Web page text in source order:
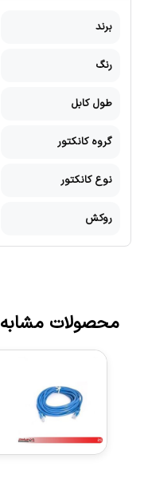
برند
رنگ
طول کابل
گروه کانکتور
نوع کانکتور
روکش
محصولات مشابه